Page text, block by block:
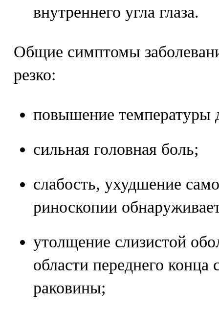
внутреннего угла глаза.
Общие симптомы
резко:
повышение
сильная головная боль;
слабость, ухудшение
риноскопии
утолщение слизистой
области переднего конца
раковины;